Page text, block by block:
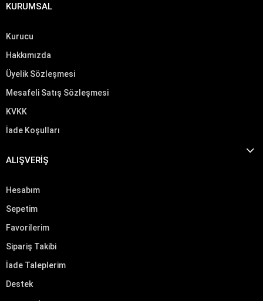
KURUMSAL
Kurucu
Hakkımızda
Üyelik Sözleşmesi
Mesafeli Satış Sözleşmesi
KVKK
İade Koşulları
ALIŞVERİŞ
Hesabım
Sepetim
Favorilerim
Sipariş Takibi
İade Taleplerim
Destek